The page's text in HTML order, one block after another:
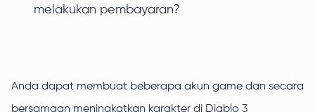
melakukan pembayaran?
Anda dapat membuat beberapa akun game dan secara
bersamaan meningkatkan karakter di Diablo 3